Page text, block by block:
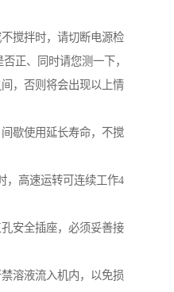
搅拌时，请切断电源检
正、同时请您测一下，
，否则将会出现以上情
歇使用延长寿命，不搅
，高速运转可连续工作4
安全插座，必须妥善接
溶液流入机内，以免损